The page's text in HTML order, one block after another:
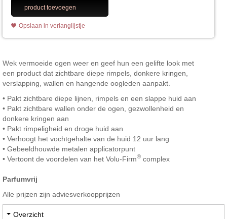
product toevoegen
Opslaan in verlanglijstje
Wek vermoeide ogen weer en geef hun een gelifte look met
een product dat zichtbare diepe rimpels, donkere kringen,
verslapping, wallen en hangende oogleden aanpakt.
• Pakt zichtbare diepe lijnen, rimpels en een slappe huid aan
• Pakt zichtbare wallen onder de ogen, gezwollenheid en
donkere kringen aan
• Pakt rimpeligheid en droge huid aan
• Verhoogt het vochtgehalte van de huid 12 uur lang
• Gebeeldhouwde metalen applicatorpunt
• Vertoont de voordelen van het Volu-Firm® complex
Parfumvrij
Alle prijzen zijn adviesverkoopprijzen
Overzicht